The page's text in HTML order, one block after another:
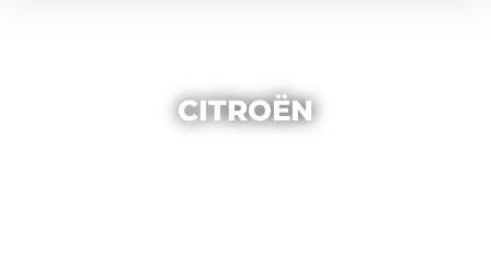
CITROËN